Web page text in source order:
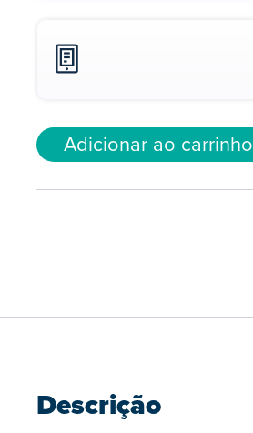
Adicionar ao carrinho
Descrição